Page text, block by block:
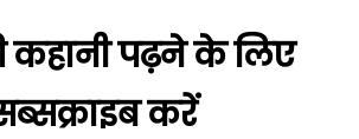
पढ़ने के लिए
करें